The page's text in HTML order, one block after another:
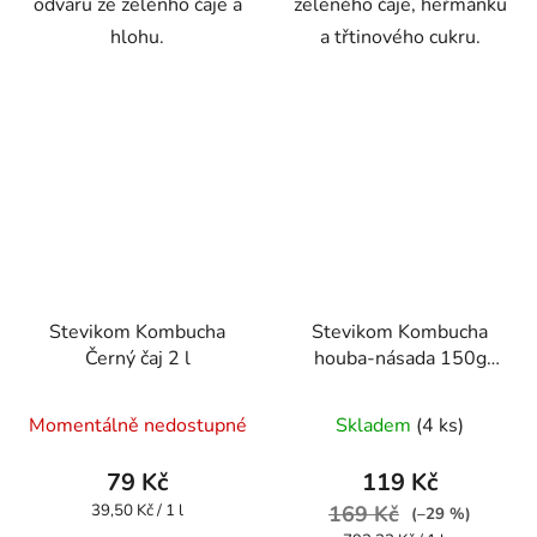
hlohu.
a třtinového cukru.
Stevikom Kombucha
Černý čaj 2 l
hodnocení
produktu
je
Momentálně nedostupné
79 Kč
Měrná
39,50 Kč / 1 l
Stevikom Kombucha
houba-násada 150g
Stevikom 150 g
hodnocení
produktu
je
Skladem (4 ks)
119 Kč
169 Kč
(–29 %)